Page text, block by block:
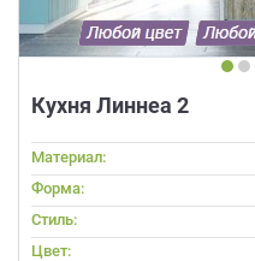
Кухня Линнеа 2
Материал:
Форма:
Стиль:
Цвет: